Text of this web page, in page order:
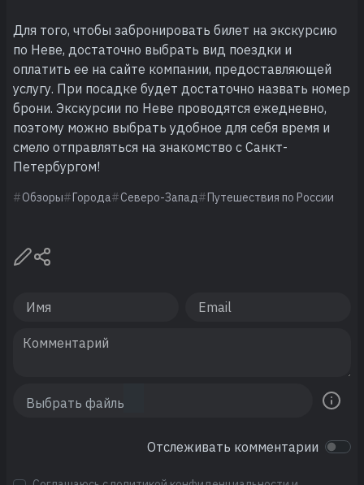
Для того, чтобы забронировать билет на экскурсию
по Неве, достаточно выбрать вид поездки и
оплатить ее на сайте компании, предоставляющей
услугу. При посадке будет достаточно назвать номер
брони. Экскурсии по Неве проводятся ежедневно,
поэтому можно выбрать удобное для себя время и
смело отправляться на знакомство с Санкт-
Петербургом!
Обзоры Города Северо-Запад Путешествия по России
Отслеживать комментарии